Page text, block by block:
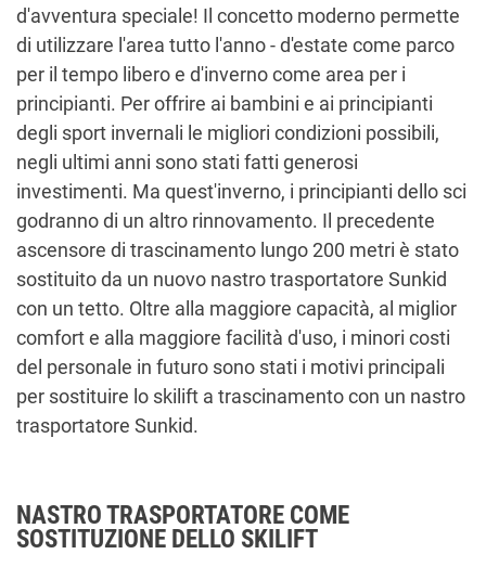
d'avventura speciale! Il concetto moderno permette
di utilizzare l'area tutto l'anno - d'estate come parco
per il tempo libero e d'inverno come area per i
principianti. Per offrire ai bambini e ai principianti
degli sport invernali le migliori condizioni possibili,
negli ultimi anni sono stati fatti generosi
investimenti. Ma quest'inverno, i principianti dello sci
godranno di un altro rinnovamento. Il precedente
ascensore di trascinamento lungo 200 metri è stato
sostituito da un nuovo nastro trasportatore Sunkid
con un tetto. Oltre alla maggiore capacità, al miglior
comfort e alla maggiore facilità d'uso, i minori costi
del personale in futuro sono stati i motivi principali
per sostituire lo skilift a trascinamento con un nastro
trasportatore Sunkid.
NASTRO TRASPORTATORE COME
SOSTITUZIONE DELLO SKILIFT